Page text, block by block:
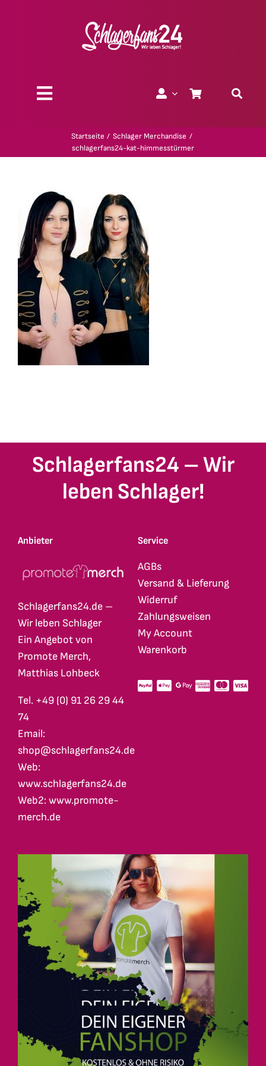
Toggle
Geschenk-Gutscheine
Kollektionen
Startseite
Schlager Merchandise
schlagerfans24-kat-himmesstürmer
Schlagerfans24 – Wir
leben Schlager!
Anbieter
Schlagerfans24.de –
Wir leben Schlager
Ein Angebot von
Promote Merch,
Matthias Lohbeck
Tel. +49 (0) 91 26 29 44
74
Email:
shop@schlagerfans24.de
Web:
www.schlagerfans24.de
Web2: www.promote-
merch.de
Service
AGBs
Versand & Lieferung
Widerruf
Zahlungsweisen
My Account
Warenkorb